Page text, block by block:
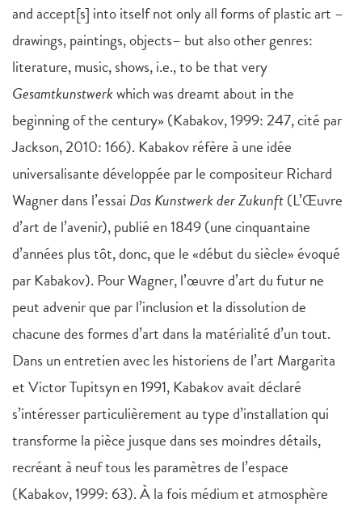
and accept[s] into itself not only all forms of plastic art –
drawings, paintings, objects– but also other genres:
literature, music, shows, i.e., to be that very
Gesamtkunstwerkwhich was dreamt about in the
beginning of the century» (Kabakov, 1999: 247, cité par
Jackson, 2010: 166). Kabakov réfère à une idée
universalisante développée par le compositeur Richard
Wagner dans l’essai Das Kunstwerk der Zukunft(L’Œuvre
d’art de l’avenir), publié en 1849 (une cinquantaine
d’années plus tôt, donc, que le «début du siècle» évoqué
par Kabakov). Pour Wagner, l’œuvre d’art du futur ne
peut advenir que par l’inclusion et la dissolution de
chacune des formes d’art dans la matérialité d’un tout.
Dans un entretien avec les historiens de l’art Margarita
et Victor Tupitsyn en 1991, Kabakov avait déclaré
s’intéresser particulièrement au type d’installation qui
transforme la pièce jusque dans ses moindres détails,
recréant à neuf tous les paramètres de l’espace
(Kabakov, 1999: 63). À la fois médium et atmosphère